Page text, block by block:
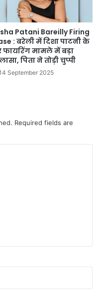
Patani Bareilly Firing
: बरेली में दिशा पाटनी के
फायरिंग मामले में बड़ा
पिता ने तोड़ी चुप्पी
September 2025
Required fields are